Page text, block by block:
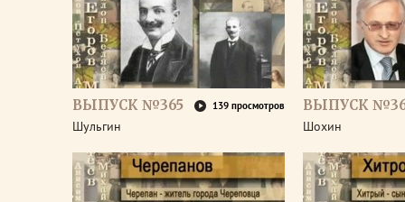
ВЫПУСК №365 139 просмотров
Шульгин
ВЫПУСК
Шохин